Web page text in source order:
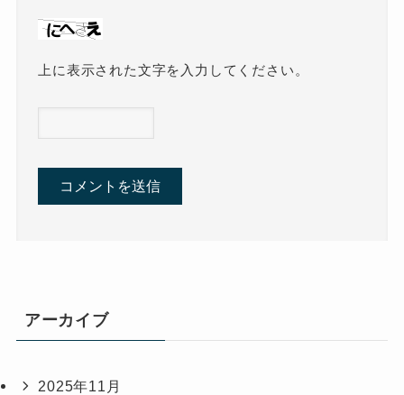
上に表示された文字を入力してください。
アーカイブ
2025年11月